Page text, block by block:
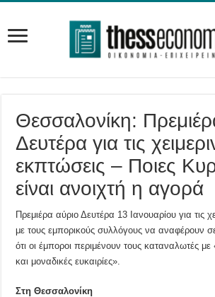
Θεσσαλονίκη:
Δευτέρα για τις
εκπτώσεις – Ποιες
είναι ανοιχτή η αγορά
Πρεμιέρα αύριο Δευτέρα 13 Ιανουαρίου για τις
με τους εμπορικούς συλλόγους να αναφέρουν
ότι οι έμποροι περιμένουν τους καταναλωτές
και μοναδικές ευκαιρίες».
Στη Θεσσαλονίκη